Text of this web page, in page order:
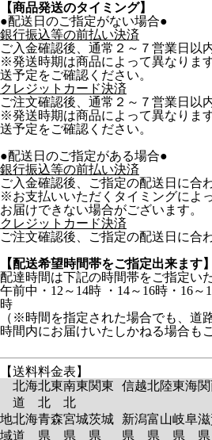
【商品発送のタイミング】
●配送日のご指定がない場合●
銀行振込等の前払い決済
ご入金確認後、通常２～７営業日以
※発送時期は商品によって異なりま
送予定をご確認ください。
クレジットカード決済
ご注文確認後、通常２～７営業日以
※発送時期は商品によって異なりま
送予定をご確認ください。
●配送日のご指定がある場合●
銀行振込等の前払い決済
ご入金確認後、ご指定の配送日に合
※お支払いいただくタイミングによ
お届けできない場合がございます。
クレジットカード決済
ご注文確認後、ご指定の配送日に合
【配送希望時間帯をご指定出来ます】
配達時間は下記の時間帯をご指定い
午前中・12～14時 ・14～16時・16～
時
（※時間を指定された場合でも、道
時間内にお届けいたしかねる場合も
【送料料金表】
北海
道
北東
北
南東
北
関東 信越北陸東海
地
域
北海
道
青森
県
宮城
県
茨城
県
新潟
県
富山
県
岐阜
県